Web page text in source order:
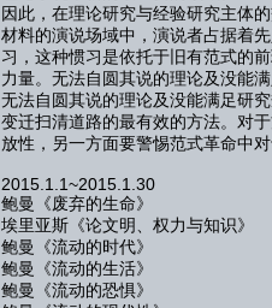
因此，在理论研究与经验研究主体
材料的演说场域中，演说者占据着
习，这种惯习是依托于旧有范式的
力量。无法自圆其说的理论及没能
无法自圆其说的理论及没能满足研
变迁扫清道路的最有效的方法。对
放性，另一方面要警惕范式革命中
2015.1.1~2015.1.30
鲍曼《废弃的生命》
埃里亚斯《论文明、权力与知识》
鲍曼《流动的时代》
鲍曼《流动的生活》
鲍曼《流动的恐惧》